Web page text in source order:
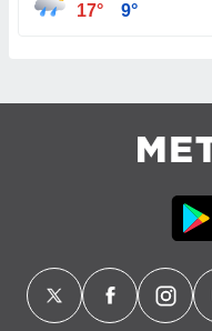
17° 9°